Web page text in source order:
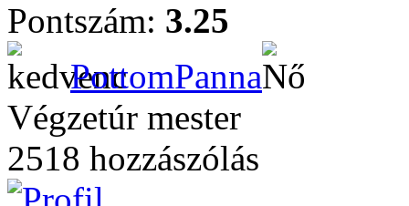
Pontszám: 3.25
PottomPanna
Végzetúr mester
2518 hozzászólás